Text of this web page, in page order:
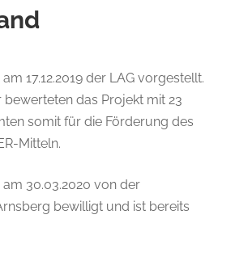
17.12.2019 der LAG vorgestellt.
bewerteten das Projekt mit 23
somit für die Förderung des
Mitteln.
30.03.2020 von der
bewilligt und ist bereits